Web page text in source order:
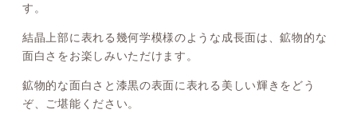
す。
結晶上部に表れる幾何学模様のような成長面は、鉱物的な
面白さをお楽しみいただけます。
鉱物的な面白さと漆黒の表面に表れる美しい輝きをどう
ぞ、ご堪能ください。